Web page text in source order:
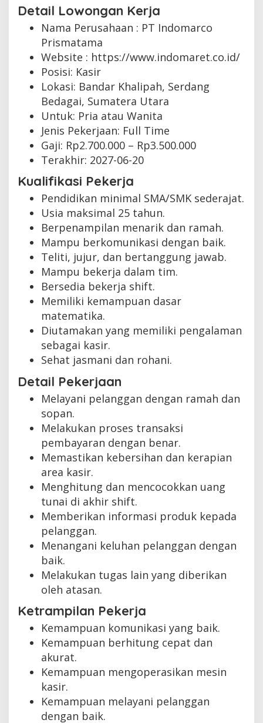
Detail Lowongan Kerja
Nama Perusahaan : PT Indomarco
Prismatama
Website : https://www.indomaret.co.id/
Posisi: Kasir
Lokasi: Bandar Khalipah, Serdang
Bedagai, Sumatera Utara
Untuk: Pria atau Wanita
Jenis Pekerjaan: Full Time
Gaji: Rp2.700.000 – Rp3.500.000
Terakhir: 2027-06-20
Kualifikasi Pekerja
Pendidikan minimal SMA/SMK sederajat.
Usia maksimal 25 tahun.
Berpenampilan menarik dan ramah.
Mampu berkomunikasi dengan baik.
Teliti, jujur, dan bertanggung jawab.
Mampu bekerja dalam tim.
Bersedia bekerja shift.
Memiliki kemampuan dasar
matematika.
Diutamakan yang memiliki pengalaman
sebagai kasir.
Sehat jasmani dan rohani.
Detail Pekerjaan
Melayani pelanggan dengan ramah dan
sopan.
Melakukan proses transaksi
pembayaran dengan benar.
Memastikan kebersihan dan kerapian
area kasir.
Menghitung dan mencocokkan uang
tunai di akhir shift.
Memberikan informasi produk kepada
pelanggan.
Menangani keluhan pelanggan dengan
baik.
Melakukan tugas lain yang diberikan
oleh atasan.
Ketrampilan Pekerja
Kemampuan komunikasi yang baik.
Kemampuan berhitung cepat dan
akurat.
Kemampuan mengoperasikan mesin
kasir.
Kemampuan melayani pelanggan
dengan baik.